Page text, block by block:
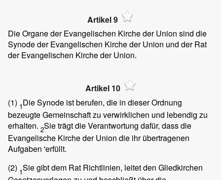
Artikel 9
Die Organe der Evangelischen Kirche der Union sind die
Synode der Evangelischen Kirche der Union und der Rat
der Evangelischen Kirche der Union.
Artikel 10
(1) 1Die Synode ist berufen, die in dieser Ordnung
bezeugte Gemeinschaft zu verwirklichen und lebendig zu
erhalten. 2Sie trägt die Verantwortung dafür, dass die
Evangelische Kirche der Union die ihr übertragenen
Aufgaben 'erfüllt.
(2) 1Sie gibt dem Rat Richtlinien, leitet den Gliedkirchen